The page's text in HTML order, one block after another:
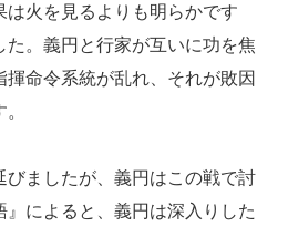
は火を見るよりも明らかです
た。義円と行家が互いに功を焦
揮命令系統が乱れ、それが敗因
びましたが、義円はこの戦で討
によると、義円は深入りした